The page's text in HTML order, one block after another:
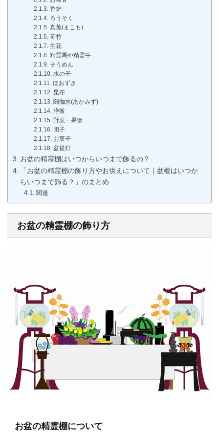
香炉
ろうそく
真菰(まこも)
笹竹
生花
精霊馬や精霊牛
そうめん
水の子
ほおずき
昆布
閼伽水(あかみず)
浄飯
野菜・果物
団子
お菓子
盆提灯
お盆の精霊棚はいつからいつまで飾るの？
「お盆の精霊棚の飾り方やお供えについて｜盆棚はいつか
らいつまで飾る？」のまとめ
関連
お盆の精霊棚の飾り方
お盆の精霊棚について